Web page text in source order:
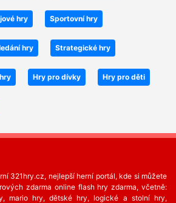
hry Sportovní hry
hry Strategické hry
Hry pro dívky Hry pro děti
321hry.cz, nejlepší herní portál, kde si můžete
zdarma online flash hry zdarma, včetně:
mario hry, dětské hry, logické a stolní hry,